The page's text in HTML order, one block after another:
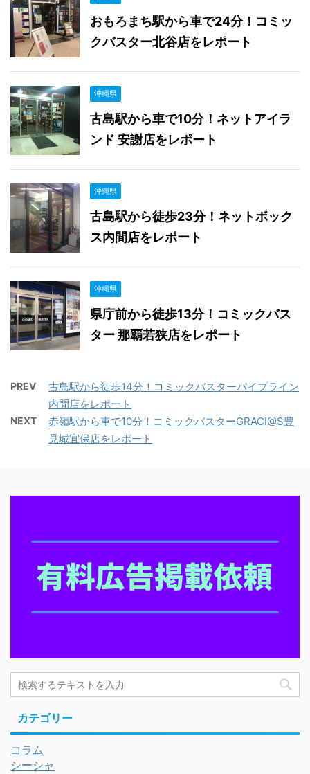
おもろまち駅から車で24分！コミッ
クバスター北谷店をレポート
沖縄県
古島駅から車で10分！ネットアイラ
ンド 安謝店をレポート
沖縄県
古島駅から徒歩23分！ネットボック
ス内間店をレポート
沖縄県
県庁前から徒歩13分！コミックバス
ター 那覇若狭店をレポート
PREV
古島駅から徒歩14分！コミックバスターパイプライン
内間店をレポート
NEXT
赤嶺駅から車で10分！コミックバスターGRACI@S豊
見城宜保店をレポート
カテゴリー
コラム
シーシャ